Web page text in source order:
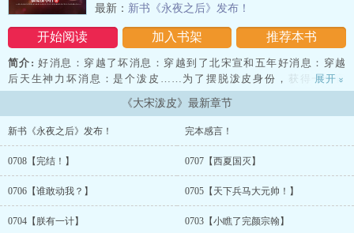
开始阅读 加入书架 推荐本书
最新： 新书《永夜之后》发布！
简介: 好消息：穿越了坏消息：穿越到了北宋宣和五年好消息：穿越
后天生神力坏消息：是个泼皮……为了摆脱泼皮身份，获得一个官
身，韩桢决定占山为王，等待招安。
然而，左等右等，却始终没有等来朝廷的招安劝降书……三年后，开
率兵勤王的韩桢被一众手下围住，披上黄袍。韩桢仰天长叹：你们真
是害苦了朕啊！
展开 »
《大宋泼皮》最新章节
新书《永夜之后》发布！ 完本感言！
0708【完结！】 0707【西夏国灭】
0706【谁敢动我？】 0705【天下兵马大元帅！】
0704【朕有一计】 0703【小瞧了完颜宗翰】